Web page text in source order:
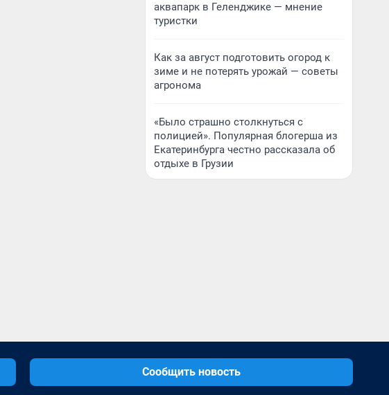
аквапарк в Геленджике — мнение
туристки
Как за август подготовить огород к
зиме и не потерять урожай — советы
агронома
«Было страшно столкнуться с
полицией». Популярная блогерша из
Екатеринбурга честно рассказала об
отдыхе в Грузии
Сообщить новость